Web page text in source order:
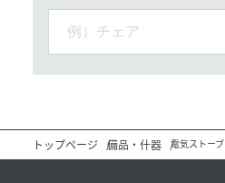
トップページ 備品・什器 電気ストーブ